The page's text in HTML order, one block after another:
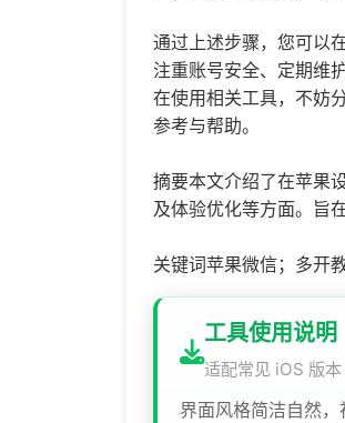
通过上述步骤，您可以
注重账号安全、定期维
在使用相关工具，不妨
参考与帮助。
摘要本文介绍了在苹果
及体验优化等方面。旨
关键词苹果微信；多开
工具使用说明
适配常见 iOS 版本
界面风格简洁自然